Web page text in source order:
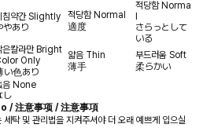
침약간Slightly
やあり
적당함 Normal
適度
적당함 Norma
l
さらっとして
いる
은칼라만 Bright
Only
い色あり
얇음 Thin
薄手
부드러움 Soft
柔らかい
음 None
し
/ 注意事项 / 注意事項
탁 및 관리법을 지켜주셔야 더 오래 예쁘게 입으실